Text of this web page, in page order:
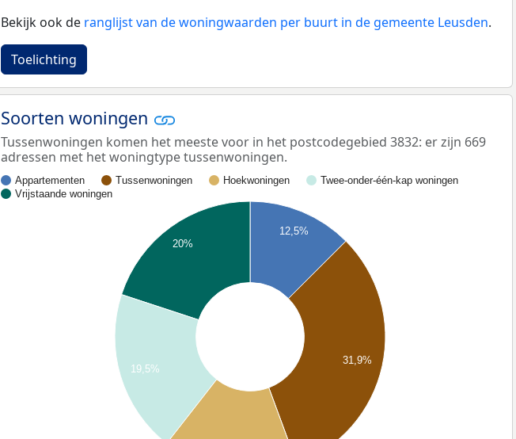
Bekijk ook de ranglijst van de woningwaarden per buurt in de gemeente Leusden.
Toelichting
Soorten woningen
Tussenwoningen komen het meeste voor in het postcodegebied 3832: er zijn 669
adressen met het woningtype tussenwoningen.
Appartementen Tussenwoningen Hoekwoningen
Twee-onder-één-kap woningen
Vrijstaande woningen
12,5%
31,9%
20%
19,5%